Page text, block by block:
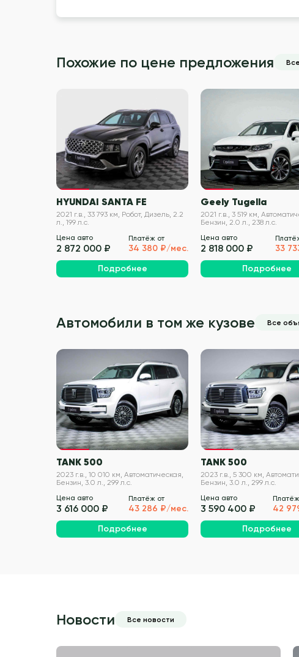
Похожие по цене предложения
VIN проверен
HYUNDAI SANTA FE
2021 г.в., 33 793 км, Робот, Дизель, 2.2
л., 199 л.с.
Цена авто
2 872 000 ₽
Платёж от
34 380 ₽/мес.
Подробнее
VIN
Geely Tugella
2021 г.в., 3 519 км,
Бензин, 2.0 л., 238 л.с.
Цена авто
2 818 000 ₽
33
Подробнее
Автомобили в том же кузове Все
VIN проверен
TANK 500
2023 г.в., 10 010 км, Автоматическая,
Бензин, 3.0 л., 299 л.с.
Цена авто
3 616 000 ₽
Платёж от
43 286 ₽/мес.
Подробнее
VIN
TANK 500
2023 г.в., 5 300 км,
Бензин, 3.0 л., 299 л.с.
Цена авто
3 590 400 ₽
42
Подробнее
Новости Все новости